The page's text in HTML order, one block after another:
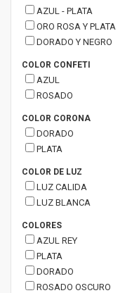
AZUL - PLATA
ORO ROSA Y PLATA
DORADO Y NEGRO
COLOR CONFETI
AZUL
ROSADO
COLOR CORONA
DORADO
PLATA
COLOR DE LUZ
LUZ CALIDA
LUZ BLANCA
COLORES
AZUL REY
PLATA
DORADO
ROSADO OSCURO